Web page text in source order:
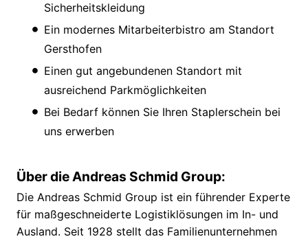
Sicherheitskleidung
Ein modernes Mitarbeiterbistro am Standort
Gersthofen
Einen gut angebundenen Standort mit
ausreichend Parkmöglichkeiten
Bei Bedarf können Sie Ihren Staplerschein bei
uns erwerben
Über die Andreas Schmid Group:
Die Andreas Schmid Group ist ein führender Experte
für maßgeschneiderte Logistiklösungen im In- und
Ausland. Seit 1928 stellt das Familienunternehmen